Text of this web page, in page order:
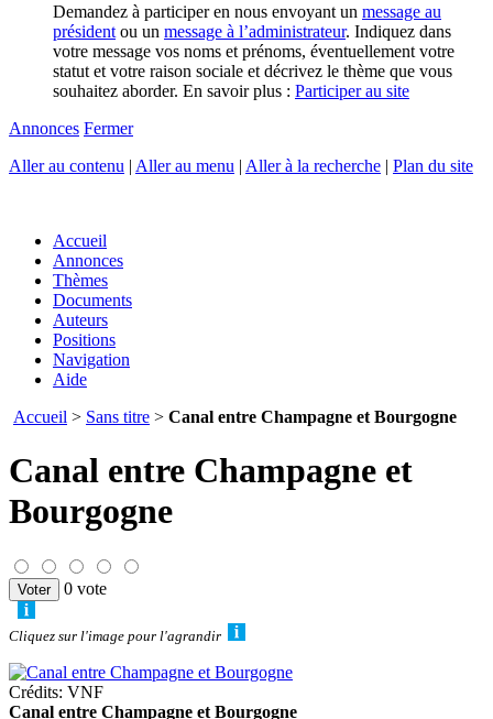
Demandez à participer en nous envoyant un message au
président ou un message à l’administrateur. Indiquez dans
votre message vos noms et prénoms, éventuellement votre
statut et votre raison sociale et décrivez le thème que vous
souhaitez aborder. En savoir plus : Participer au site
Annonces Fermer
Aller au contenu | Aller au menu | Aller à la recherche | Plan du site
Accueil
Annonces
Thèmes
Documents
Auteurs
Positions
Navigation
Aide
Accueil > Sans titre > Canal entre Champagne et Bourgogne
Canal entre Champagne et
Bourgogne
0 vote
Cliquez sur l'image pour l'agrandir
Crédits: VNF
Canal entre Champagne et Bourgogne